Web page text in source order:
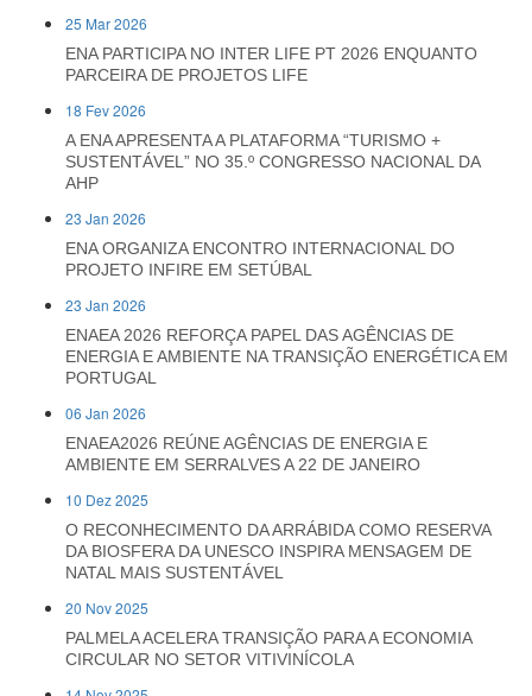
25 Mar 2026
ENA PARTICIPA NO INTER LIFE PT 2026 ENQUANTO
PARCEIRA DE PROJETOS LIFE
18 Fev 2026
A ENA APRESENTA A PLATAFORMA “TURISMO +
SUSTENTÁVEL” NO 35.º CONGRESSO NACIONAL DA
AHP
23 Jan 2026
ENA ORGANIZA ENCONTRO INTERNACIONAL DO
PROJETO INFIRE EM SETÚBAL
23 Jan 2026
ENAEA 2026 REFORÇA PAPEL DAS AGÊNCIAS DE
ENERGIA E AMBIENTE NA TRANSIÇÃO ENERGÉTICA EM
PORTUGAL
06 Jan 2026
ENAEA2026 REÚNE AGÊNCIAS DE ENERGIA E
AMBIENTE EM SERRALVES A 22 DE JANEIRO
10 Dez 2025
O RECONHECIMENTO DA ARRÁBIDA COMO RESERVA
DA BIOSFERA DA UNESCO INSPIRA MENSAGEM DE
NATAL MAIS SUSTENTÁVEL
20 Nov 2025
PALMELA ACELERA TRANSIÇÃO PARA A ECONOMIA
CIRCULAR NO SETOR VITIVINÍCOLA